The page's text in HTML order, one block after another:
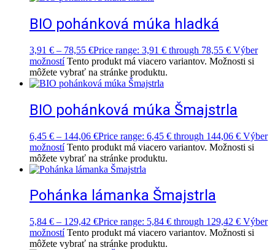
BIO pohánková múka hladká
3,91 € – 78,55 €Price range: 3,91 € through 78,55 € Výber
možností Tento produkt má viacero variantov. Možnosti si
môžete vybrať na stránke produktu.
BIO pohánková múka Šmajstrla
6,45 € – 144,06 €Price range: 6,45 € through 144,06 € Výber
možností Tento produkt má viacero variantov. Možnosti si
môžete vybrať na stránke produktu.
Pohánka lámanka Šmajstrla
5,84 € – 129,42 €Price range: 5,84 € through 129,42 € Výber
možností Tento produkt má viacero variantov. Možnosti si
môžete vybrať na stránke produktu.